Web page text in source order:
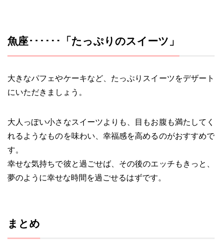
魚座･･････「たっぷりのスイーツ」
大きなパフェやケーキなど、たっぷりスイーツをデザート
にいただきましょう。
大人っぽい小さなスイーツよりも、目もお腹も満たしてく
れるようなものを味わい、幸福感を高めるのがおすすめで
す。
幸せな気持ちで彼と過ごせば、その後のエッチもきっと、
夢のように幸せな時間を過ごせるはずです。
まとめ